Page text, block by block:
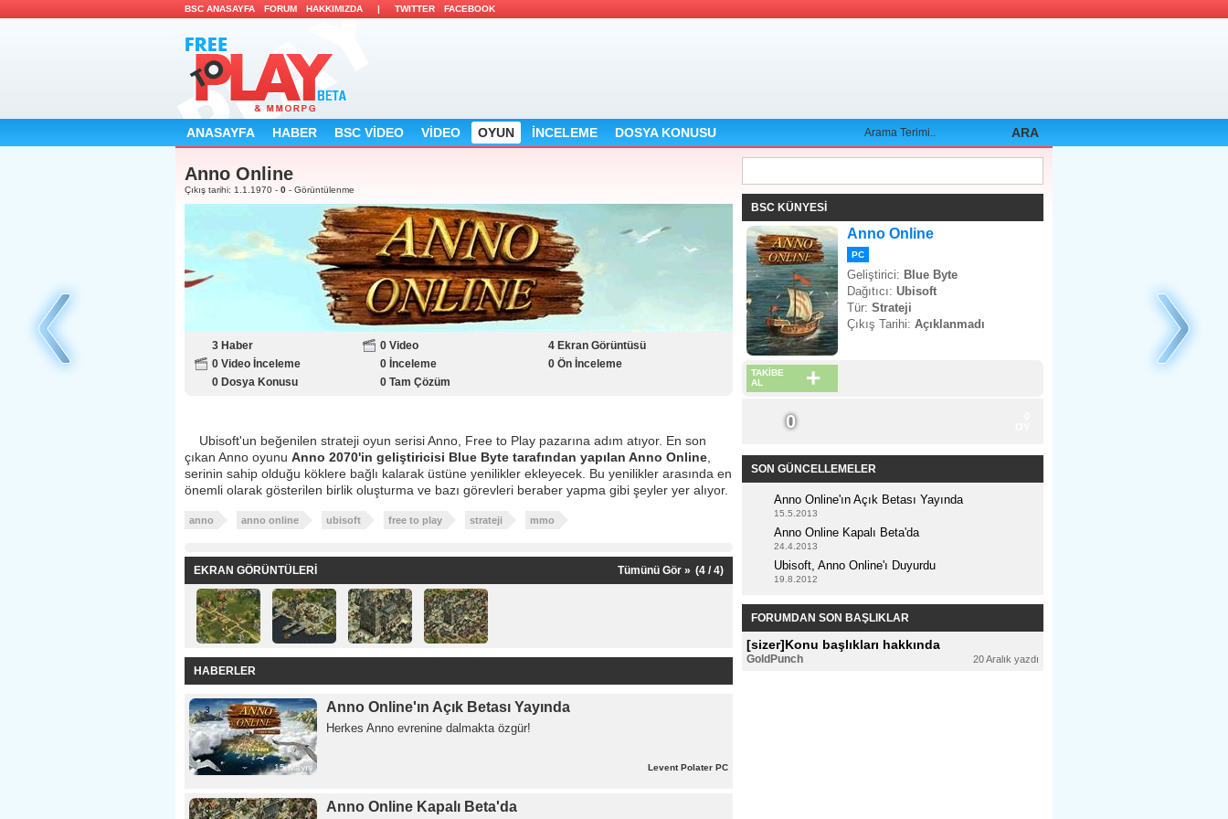
BSC ANASAYFA FORUM HAKKIMIZDA | TWITTER FACEBOOK
ANASAYFA HABER BSC VİDEO VİDEO OYUN İNCELEME DOSYA KONUSU ARA
Anno Online
Çıkış tarihi: 1.1.1970 - 0 - Görüntülenme
3 Haber 0 Video
4 Ekran Görüntüsü
0 Video İnceleme
0 İnceleme
0 Ön İnceleme
0 Dosya Konusu
0 Tam Çözüm
Ubisoft'un beğenilen strateji oyun serisi Anno, Free to Play pazarına adım atıyor. En son
çıkan Anno oyunu Anno 2070'in geliştiricisi Blue Byte tarafından yapılan Anno Online
serinin sahip olduğu köklere bağlı kalarak üstüne yenilikler ekleyecek. Bu yenilikler arasında en
önemli olarak gösterilen birlik oluşturma ve bazı görevleri beraber yapma gibi şeyler yer alıyor.
anno anno online ubisoft free to play strateji mmo
EKRAN GÖRÜNTÜLERİ (4 / 4)
Tümünü Gör »
HABERLER
3
15 Mayıs
Anno Online'ın Açık Betası Yayında
Herkes Anno evrenine dalmakta özgür!
Levent Polater PC
8 Anno Online Kapalı Beta'da
BSC KÜNYESİ
Anno Online
PC
Geliştirici: Blue Byte
Dağıtıcı: Ubisoft
Tür: Strateji
Çıkış Tarihi: Açıklanmadı
+
TAKİBE
AL
0
SON GÜNCELLEMELER
Anno Online'ın Açık Betası Yayında
15.5.2013
Anno Online Kapalı Beta'da
24.4.2013
Ubisoft, Anno Online'ı Duyurdu
19.8.2012
FORUMDAN SON BAŞLIKLAR
[sizer]Konu başlıkları hakkında
GoldPunch 20 Aralık yazdı